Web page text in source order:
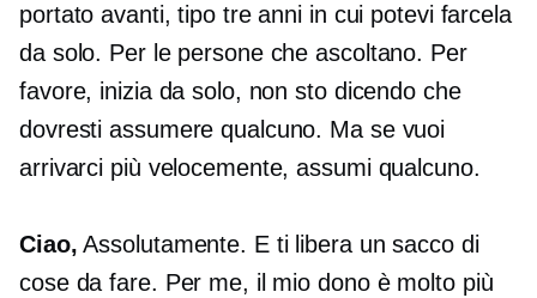
portato avanti, tipo tre anni in cui potevi farcela
da solo. Per le persone che ascoltano. Per
favore, inizia da solo, non sto dicendo che
dovresti assumere qualcuno. Ma se vuoi
arrivarci più velocemente, assumi qualcuno.
Ciao, Assolutamente. E ti libera un sacco di
cose da fare. Per me, il mio dono è molto più